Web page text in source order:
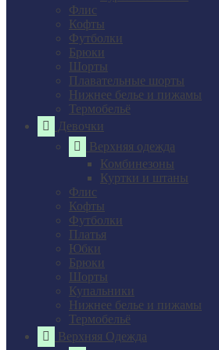
Флис
Кофты
Футболки
Брюки
Шорты
Плавательные шорты
Нижнее белье и пижамы
Термобельё
Девочки
Верхняя одежда
Комбинезоны
Куртки и штаны
Флис
Кофты
Футболки
Платья
Юбки
Брюки
Шорты
Купальники
Нижнее белье и пижамы
Термобельё
Верхняя Одежда